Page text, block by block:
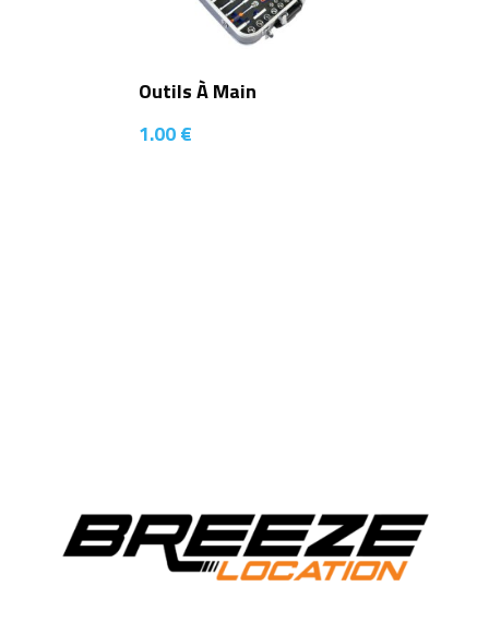
Outils À Main
1.00€